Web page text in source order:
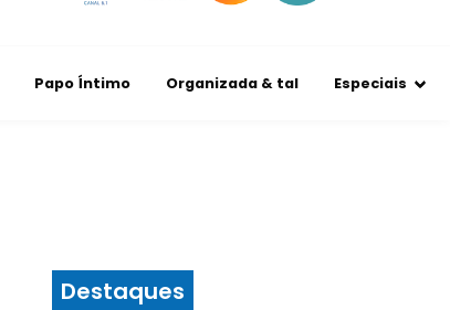
Papo Íntimo Organizada & tal Especiais
Destaques